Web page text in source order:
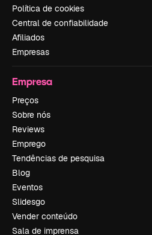
Política de cookies
Central de confiabilidade
Afiliados
Empresas
Empresa
Preços
Sobre nós
Reviews
Emprego
Tendências de pesquisa
Blog
Eventos
Slidesgo
Vender conteúdo
Sala de imprensa